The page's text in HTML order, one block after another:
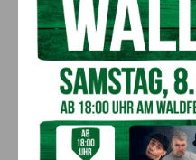
Vorheriger Artikel
Ausgezeichnetes LKH Villach:
Schlaflabore der Kinder- und
Jugendheilkunde sowie der
Inneren Medizin sind „1A“